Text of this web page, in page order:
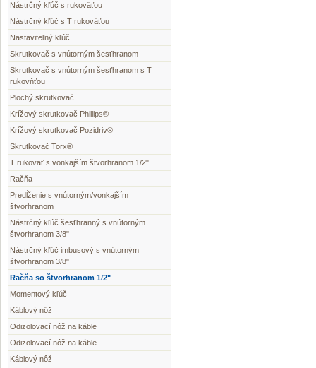
Nástrčný kľúč s rukoväťou
Nástrčný kľúč s T rukoväťou
Nastaviteľný kľúč
Skrutkovač s vnútorným šesťhranom
Skrutkovač s vnútorným šesťhranom s T
rukovňťou
Plochý skrutkovač
Krížový skrutkovač Phillips®
Krížový skrutkovač Pozidriv®
Skrutkovač Torx®
T rukoväť s vonkajším štvorhranom 1/2"
Račňa
Predĺženie s vnútorným/vonkajším
štvorhranom
Nástrčný kľúč šesťhranný s vnútorným
štvorhranom 3/8"
Nástrčný kľúč imbusový s vnútorným
štvorhranom 3/8"
Račňa so štvorhranom 1/2"
Momentový kľúč
Káblový nôž
Odizolovací nôž na káble
Odizolovací nôž na káble
Káblový nôž